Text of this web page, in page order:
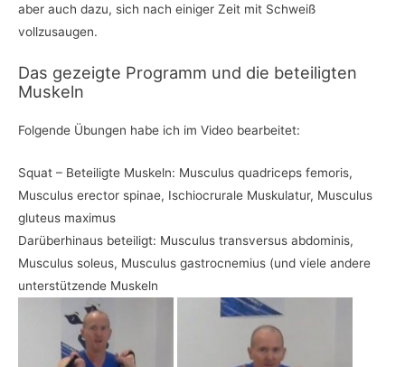
aber auch dazu, sich nach einiger Zeit mit Schweiß
vollzusaugen.
Das gezeigte Programm und die beteiligten
Muskeln
Folgende Übungen habe ich im Video bearbeitet:
Squat – Beteiligte Muskeln: Musculus quadriceps femoris,
Musculus erector spinae, Ischiocrurale Muskulatur, Musculus
gluteus maximus
Darüberhinaus beteiligt: Musculus transversus abdominis,
Musculus soleus, Musculus gastrocnemius (und viele andere
unterstützende Muskeln